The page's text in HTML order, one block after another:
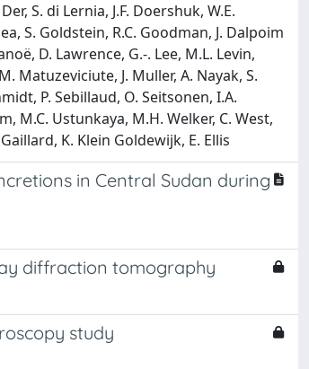
S. di Lernia, J.F. Doershuk, W.E.
S. Goldstein, R.C. Goodman, J. Dalpoim
D. Lawrence, G.-. Lee, M.L. Levin,
Matuzeviciute, J. Muller, A. Nayak, S.
P. Sebillaud, O. Seitsonen, I.A.
M.C. Ustunkaya, M.H. Welker, C. West,
K. Klein Goldewijk, E. Ellis
in Central Sudan during
diffraction tomography
study